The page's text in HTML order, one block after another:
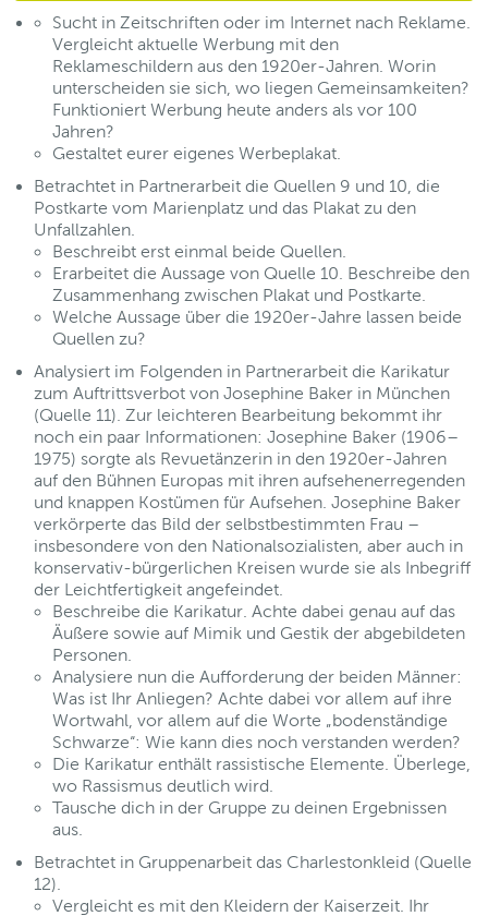
Sucht in Zeitschriften oder im Internet nach Reklame.
Vergleicht aktuelle Werbung mit den
Reklameschildern aus den 1920er-Jahren. Worin
unterscheiden sie sich, wo liegen Gemeinsamkeiten?
Funktioniert Werbung heute anders als vor 100
Jahren?
Gestaltet eurer eigenes Werbeplakat.
Betrachtet in Partnerarbeit die Quellen 9 und 10, die
Postkarte vom Marienplatz und das Plakat zu den
Unfallzahlen.
Beschreibt erst einmal beide Quellen.
Erarbeitet die Aussage von Quelle 10. Beschreibe den
Zusammenhang zwischen Plakat und Postkarte.
Welche Aussage über die 1920er-Jahre lassen beide
Quellen zu?
Analysiert im Folgenden in Partnerarbeit die Karikatur
zum Auftrittsverbot von Josephine Baker in München
(Quelle 11). Zur leichteren Bearbeitung bekommt ihr
noch ein paar Informationen: Josephine Baker (1906–
1975) sorgte als Revuetänzerin in den 1920er-Jahren
auf den Bühnen Europas mit ihren aufsehenerregenden
und knappen Kostümen für Aufsehen. Josephine Baker
verkörperte das Bild der selbstbestimmten Frau –
insbesondere von den Nationalsozialisten, aber auch in
konservativ-bürgerlichen Kreisen wurde sie als Inbegriff
der Leichtfertigkeit angefeindet.
Beschreibe die Karikatur. Achte dabei genau auf das
Äußere sowie auf Mimik und Gestik der abgebildeten
Personen.
Analysiere nun die Aufforderung der beiden Männer:
Was ist Ihr Anliegen? Achte dabei vor allem auf ihre
Wortwahl, vor allem auf die Worte „bodenständige
Schwarze“: Wie kann dies noch verstanden werden?
Die Karikatur enthält rassistische Elemente. Überlege,
wo Rassismus deutlich wird.
Tausche dich in der Gruppe zu deinen Ergebnissen
aus.
Betrachtet in Gruppenarbeit das Charlestonkleid (Quelle
12).
Vergleicht es mit den Kleidern der Kaiserzeit. Ihr